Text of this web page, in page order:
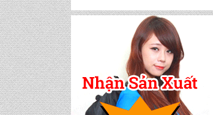
CẶP HỌC SINH MS: